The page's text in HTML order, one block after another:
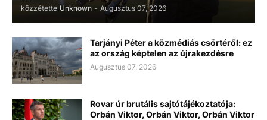
közzétette Unknown - Augusztus 07, 2026
Tarjányi Péter a közmédiás csörtéről: ez
az ország képtelen az újrakezdésre
Augusztus 07, 2026
Rovar úr brutális sajtótájékoztatója:
Orbán Viktor, Orbán Viktor, Orbán Viktor